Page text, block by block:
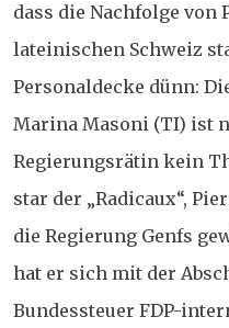
dass die Nachfolge von
lateinischen Schweiz
Personaldecke dünn:
Marina Masoni (TI) ist
Regierungsrätin kein
star der „Radicaux“,
die Regierung Genfs
hat er sich mit der
Bundessteuer FDP-